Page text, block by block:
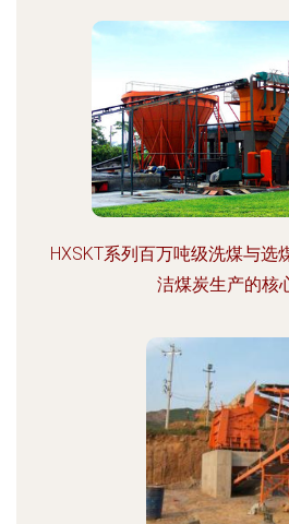
HXSKT系列百万吨级洗煤与选
洁煤炭生产的核